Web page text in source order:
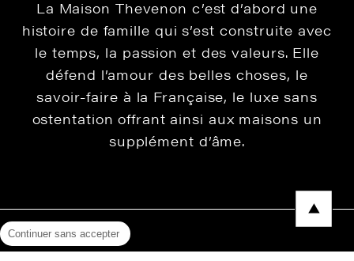
La Maison Thevenon c’est d’abord une
histoire de famille qui s’est construite avec
le temps, la passion et des valeurs. Elle
défend l’amour des belles choses, le
savoir-faire à la Française, le luxe sans
ostentation offrant ainsi aux maisons un
supplément d’âme.
Continuer sans accepter